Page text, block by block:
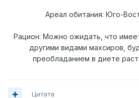
Ареал обитания: Юго-
Рацион: Можно ожидать, что
другими видами махсиров,
преобладанием в диете
Цитата